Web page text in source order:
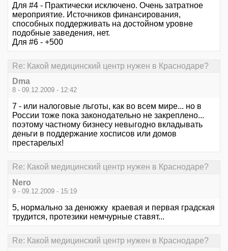
Для #4 - Практически исключено. Очень затратное
мероприятие. Источников финансирования,
способных поддерживать на достойном уровне
подобные заведения, нет.
Для #6 - +500
Re: Какой медицинский центр нужен в Краснодаре?
Dma
8 - 09.12.2009 - 12:42
7 - или налоговые льготы, как во всем мире... но в
России тоже пока законодательно не закреплено...
поэтому частному бизнесу невыгодно вкладывать
деньги в поддержание хосписов или домов
престарелых!
Re: Какой медицинский центр нужен в Краснодаре?
Nero
9 - 09.12.2009 - 15:19
5, нормально за денюжку краевая и первая градская
трудится, протезики немчурные ставят...
Re: Какой медицинский центр нужен в Краснодаре?